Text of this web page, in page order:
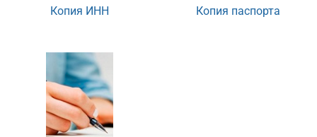
Копия ИНН Копия паспорта